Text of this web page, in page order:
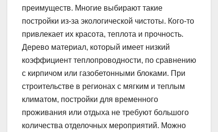
преимуществ. Многие выбирают такие
постройки из-за экологической чистоты. Кого-то
привлекает их красота, теплота и прочность.
Дерево материал, который имеет низкий
коэффициент теплопроводности, по сравнению
с кирпичом или газобетонными блоками. При
строительстве в регионах с мягким и теплым
климатом, постройки для временного
проживания или отдыха не требуют большого
количества отделочных мероприятий. Можно